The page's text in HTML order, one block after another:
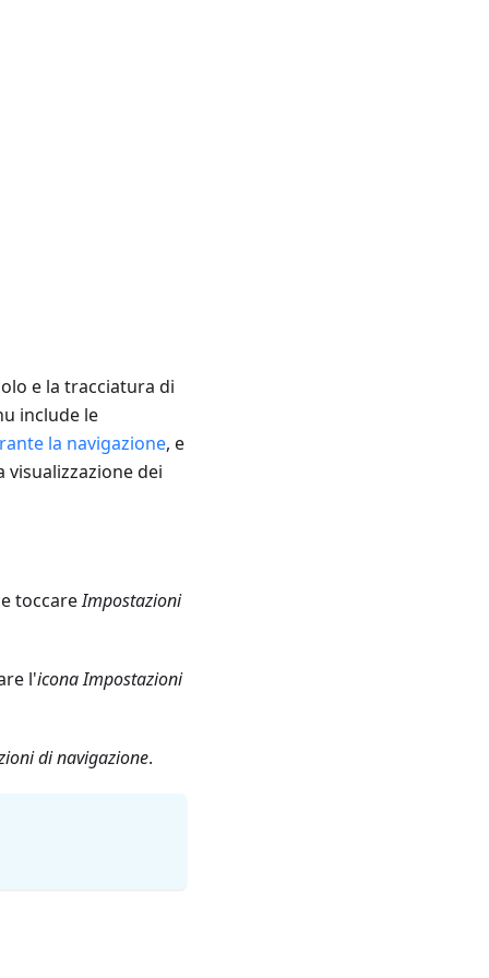
e la tracciatura di
include le
la navigazione, e
dei
toccareImpostazioni
l'icona Impostazioni
di navigazione.